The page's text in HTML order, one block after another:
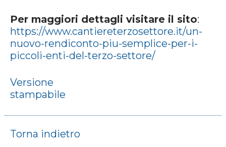
Per maggiori dettagli visitare il sito:
https://www.cantiereterzosettore.it/un-
nuovo-rendiconto-piu-semplice-per-i-
piccoli-enti-del-terzo-settore/
Versione
stampabile
Torna indietro